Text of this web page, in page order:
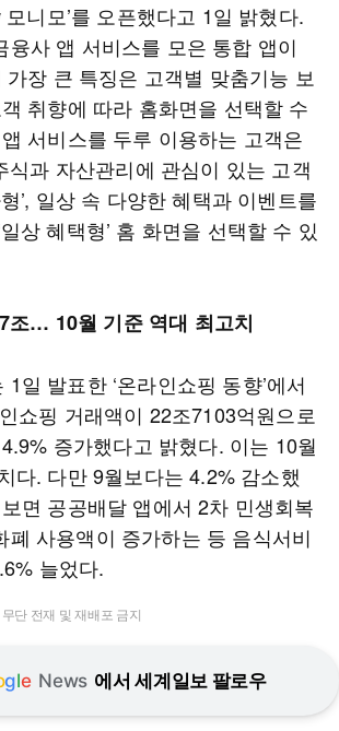
모니모’를 오픈했다고 1일 밝혔다.
융사 앱 서비스를 모은 통합 앱이
장 큰 특징은 고객별 맞춤기능 보
취향에 따라 홈화면을 선택할 수
서비스를 두루 이용하는 고객은
식과 자산관리에 관심이 있는 고객
’, 일상 속 다양한 혜택과 이벤트를
상 혜택형’ 홈 화면을 선택할 수 있
조… 10월 기준 역대 최고치
일 발표한 ‘온라인쇼핑 동향’에서
쇼핑 거래액이 22조7103억원으로
증가했다고 밝혔다. 이는 10월
다. 다만 9월보다는 4.2% 감소했
면 공공배달 앱에서 2차 민생회복
폐 사용액이 증가하는 등 음식서비
늘었다.
단 전재 및 재배포 금지
gle News 에서 세계일보 팔로우